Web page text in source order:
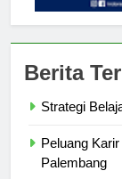
Peluang